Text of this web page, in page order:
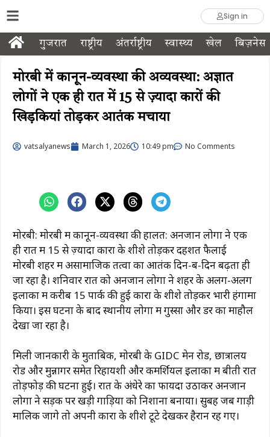
Sign in
गुजरात राष्ट्रीय अंतर्राष्ट्रीय स्वास्थ्य खेल बिज़नेस
मोरबी में कानून-व्यवस्था की अव्यवस्था: अज्ञात
लोगों ने एक ही रात में 15 से ज़्यादा कारों की
खिड़कियां तोड़कर आतंक मचाया
vatsalyanews March 1, 2026 10:49 pm No Comments
मोरबी: मोरबी में कानून-व्यवस्था की हालत: अनजान लोगों ने एक
ही रात में 15 से ज़्यादा कारों के शीशे तोड़कर दहशत फैलाई
मोरबी शहर में असामाजिक तत्वों का आतंक दिन-ब-दिन बढ़ता ही
जा रहा है। शनिवार रात को अनजान लोगों ने शहर के अलग-अलग
इलाकों में करीब 15 पार्क की हुई कारों के शीशे तोड़कर भारी हंगामा
किया। इस घटना के बाद स्थानीय लोगों में गुस्सा और डर का माहौल
देखा जा रहा है।
मिली जानकारी के मुताबिक, मोरबी के GIDC मेन रोड, छात्रालय
रोड और मुन्नागर समेत रिहायशी और कमर्शियल इलाकों में बीती रात
तोड़फोड़ की घटना हुई। रात के अंधेरे का फायदा उठाकर अनजान
लोगों ने सड़क पर खड़ी गाड़ियों को निशाना बनाया। सुबह जब गाड़ी
मालिक जागे तो अपनी कारों के शीशे टूटे देखकर हैरान रह गए।